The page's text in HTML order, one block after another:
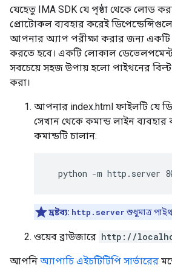
যেহেতু IMA SDK যে পৃষ্ঠা থেকে লোড
প্রোটোকল ব্যবহার করেই
আপনার অ্যাপ পরীক্ষা করার জন্য একটি
করতে হবে। একটি লোকাল ডেভেলপমেন্ট
সবচেয়ে সহজ উপায় হলো পাইথনের বিল্ট-
করা।
আপনার index.html ফাইলটি যে
সেখান থেকে কমান্ড লাইন ব্যবহার
কমান্ডটি চালান:
python -m http.server
দ্রষ্টব্য: http.server শুধুমাত্র
ওয়েব ব্রাউজারে http://
আপনি অ্যাপাচি এইচটিটিপি সার্ভারের